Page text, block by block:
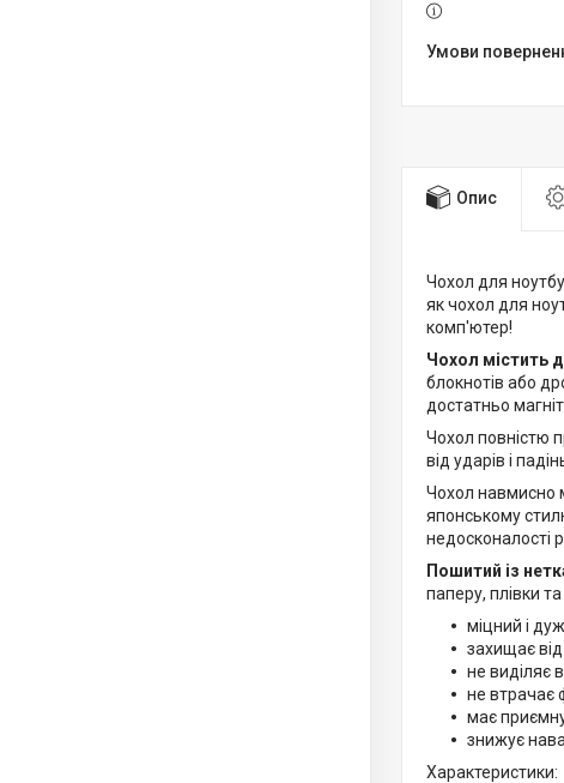
Опис
Чохол для
як чохол для
комп'ютер!
Чохол містить
блокнотів або
достатньо
Чохол повністю
від ударів і
Чохол навмисно
японському
недосконалості
Пошитий із
паперу, плівки
міцний і
захищає
не виділяє
не втрачає
має
знижує
Характеристики: